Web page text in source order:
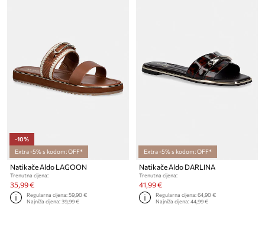
-10%
Extra -5% s kodom: OFF*
Natikače Aldo LAGOON
Trenutna cijena:
35,99 €
Regularna cijena:59,90 €
Najniža cijena:39,99 €
Extra -5% s kodom: OFF*
Natikače Aldo DARLINA
Trenutna cijena:
41,99 €
Regularna cijena:64,90 €
Najniža cijena:44,99 €